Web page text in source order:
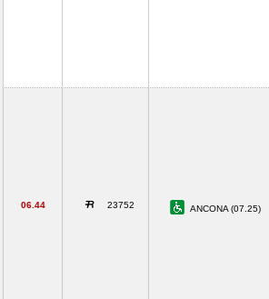
06.44 23752 ANCONA (07.25)